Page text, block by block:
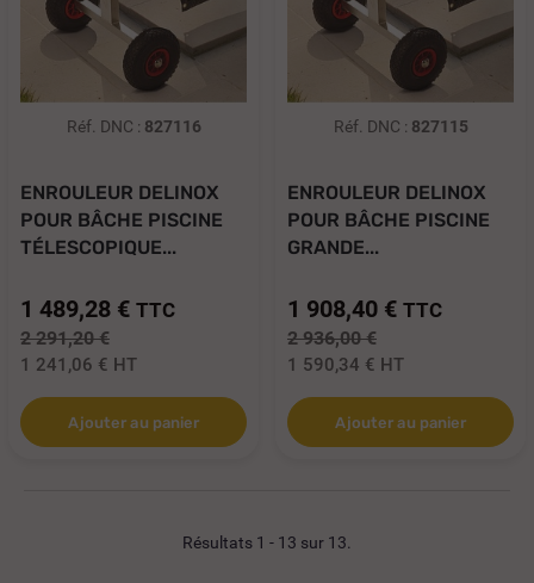
Réf. DNC : 827116
ENROULEUR DELINOX
POUR BÂCHE PISCINE
TÉLESCOPIQUE...
1 489,28 € TTC
2 291,20 €
1 241,06 € HT
Ajouter au panier
Réf. DNC : 827115
ENROULEUR DELINOX
POUR BÂCHE PISCINE
GRANDE...
1 908,40 € TTC
2 936,00 €
1 590,34 € HT
Ajouter au panier
Résultats 1 - 13 sur 13.